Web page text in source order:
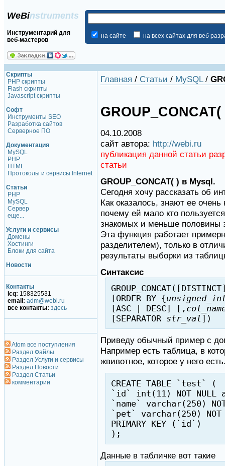
WeBinstruments
Инструментарий для
веб-мастеров
на сайте на всех сайтах для веб
Скрипты
PHP скрипты
Flash скрипты
Javascript скрипты
Софт
Инструменты SEO
Разработка сайтов
Серверное ПО
Документация
MySQL
PHP
HTML
Протоколы и сервисы Internet
Статьи
PHP
MySQL
Сервер
еще...
Услуги и сервисы
Домены
Хостинги
Блоки для сайта
Новости
Контакты
icq: 158325531
email: adm@webi.ru
все контакты: здесь
Atom все поступления
Раздел Файлы
Раздел Услуги и сервисы
Раздел Новости
Раздел Статьи
комментарии
Главная / Статьи / MySQL/
04.10.2008
сайт автора: http://webi.ru
публикация данной статьи
статьи
GROUP_CONCAT( ) в Mysql.
Сегодня хочу рассказать об
Как оказалось, знают ее
почему ей мало кто
знакомых и меньше половины
Эта функция работает
разделителем), только в
результаты выборки из
Синтаксис
[ORDER BY {
[ASC | DESC] [,
[SEPARATOR str_val ])
Приведу обычный пример с
Например есть таблица, в
жвивотное, которое у него
CREATE TABLE `test` (
`id` int(11) NOT NULL
`name` varchar(250)
`pet` varchar(250) NOT
PRIMARY KEY (`id`)
);
Данные в табличке вот такие